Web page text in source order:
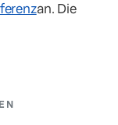
an. Die